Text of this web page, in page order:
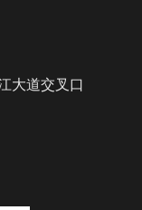
大道交叉口